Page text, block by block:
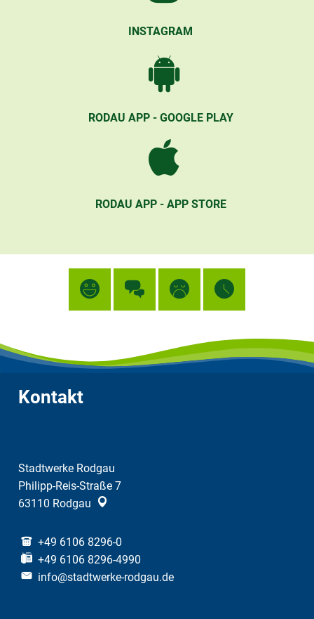
INSTAGRAM
RODAU APP - GOOGLE PLAY
RODAU APP - APP STORE
Kontakt
Stadtwerke Rodgau
Philipp-Reis-Straße 7
63110 Rodgau
+49 6106 8296-0
+49 6106 8296-4990
info@stadtwerke-rodgau.de